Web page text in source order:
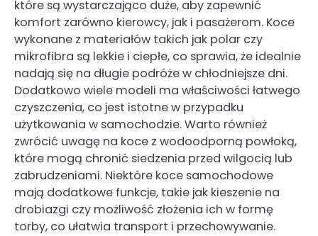
które są wystarczająco duże, aby zapewnić
komfort zarówno kierowcy, jak i pasażerom. Koce
wykonane z materiałów takich jak polar czy
mikrofibra są lekkie i ciepłe, co sprawia, że idealnie
nadają się na długie podróże w chłodniejsze dni.
Dodatkowo wiele modeli ma właściwości łatwego
czyszczenia, co jest istotne w przypadku
użytkowania w samochodzie. Warto również
zwrócić uwagę na koce z wodoodporną powłoką,
które mogą chronić siedzenia przed wilgocią lub
zabrudzeniami. Niektóre koce samochodowe
mają dodatkowe funkcje, takie jak kieszenie na
drobiazgi czy możliwość złożenia ich w formę
torby, co ułatwia transport i przechowywanie.